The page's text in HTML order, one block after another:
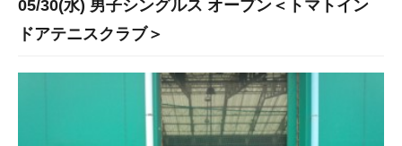
05/30(水) 男子シングルス オープン＜トマトイン
ドアテニスクラブ＞